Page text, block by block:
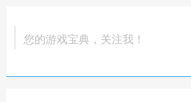
您的游戏宝典，关注我！